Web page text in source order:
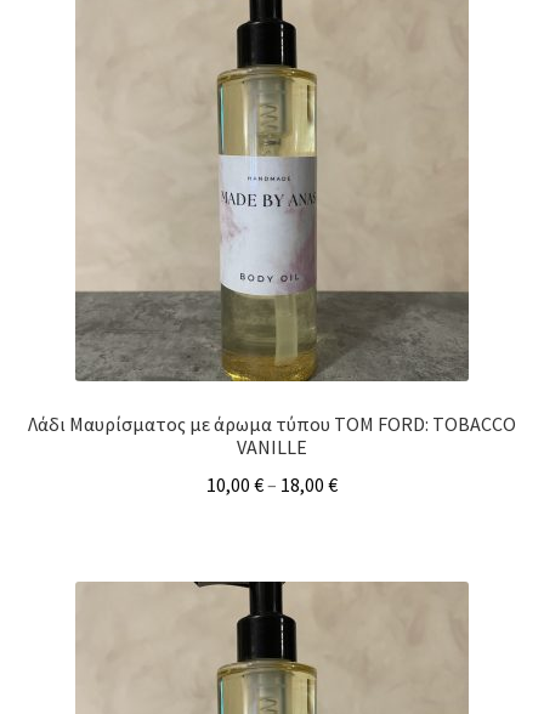
Λάδι Μαυρίσματος με άρωμα τύπου TOM FORD: TOBACCO
VANILLE
10,00 €– 18,00 €